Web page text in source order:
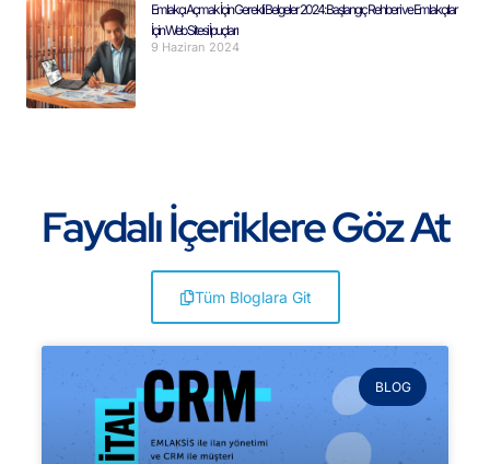
Emlakçı Açmak İçin Gerekli Belgeler 2024: Başlangıç Rehberi ve Emlakçılar
İçin Web Sitesi İpuçları
9 Haziran 2024
Faydalı İçeriklere Göz At
Tüm Bloglara Git
BLOG